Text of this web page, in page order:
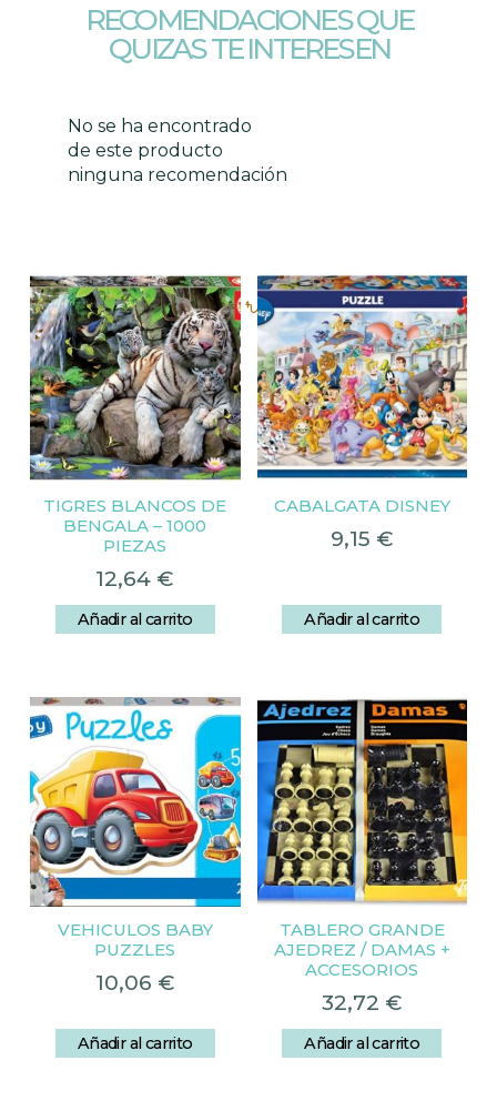
RECOMENDACIONES QUE
QUIZAS TE INTERESEN
No se ha encontrado
de este producto
ninguna recomendación
Productos relacionados
TIGRES BLANCOS DE
BENGALA – 1000
PIEZAS
12,64 €
Añadir al carrito
CABALGATA DISNEY
9,15 €
Añadir al carrito
VEHICULOS BABY
PUZZLES
10,06 €
Añadir al carrito
TABLERO GRANDE
AJEDREZ / DAMAS +
ACCESORIOS
32,72 €
Añadir al carrito